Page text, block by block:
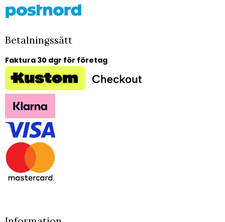
Betalningssätt
Faktura 30 dgr för företag